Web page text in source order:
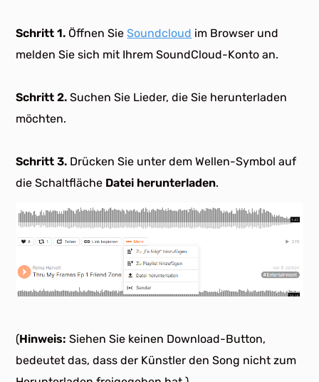
Schritt 1. Öffnen SieSoundcloud im Browser und
melden Sie sich mit Ihrem SoundCloud-Konto an.
Schritt 2. Suchen Sie Lieder, die Sie herunterladen
möchten.
Schritt 3. Drücken Sie unter dem Wellen-Symbol auf
die Schaltfläche Datei herunterladen.
(Hinweis: Siehen Sie keinen Download-Button,
bedeutet das, dass der Künstler den Song nicht zum